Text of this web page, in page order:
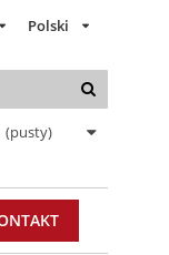
Polski
(pusty)